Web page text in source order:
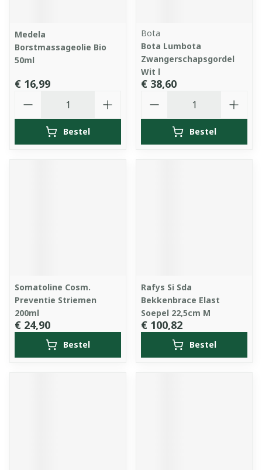
Medela
Borstmassageolie Bio
50ml
€ 16,99
Bestel
Bota
Bota Lumbota
Zwangerschapsgordel
Wit l
€ 38,60
Bestel
Somatoline Cosm.
Preventie Striemen
200ml
€ 24,90
Bestel
Rafys Si Sda
Bekkenbrace Elast
Soepel 22,5cm M
€ 100,82
Bestel